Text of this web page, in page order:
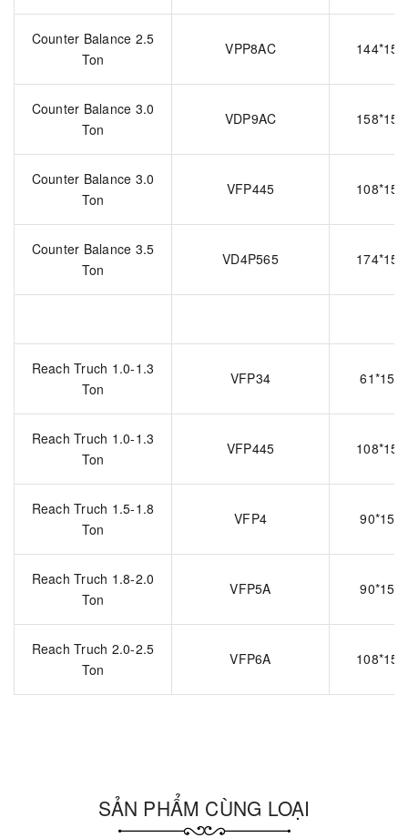
Counter Balance 2.5
Ton
VPP8AC
Counter Balance 3.0
Ton
VDP9AC
Counter Balance 3.0
Ton
VFP445
Counter Balance 3.5
Ton
VD4P565
Reach Truch 1.0-1.3
Ton
VFP34
Reach Truch 1.0-1.3
Ton
VFP445
Reach Truch 1.5-1.8
Ton
VFP4
Reach Truch 1.8-2.0
Ton
VFP5A
Reach Truch 2.0-2.5
Ton
VFP6A
SẢN PHẨM CÙNG LOẠI